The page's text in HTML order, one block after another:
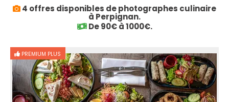
4 offres disponibles de photographes culinaire
à Perpignan.
De 90€ à 1000€.
PREMIUM PLUS